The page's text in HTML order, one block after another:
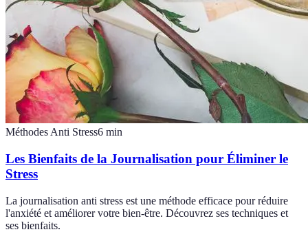
Méthodes Anti Stress6 min
Les Bienfaits de la Journalisation pour Éliminer le
Stress
La journalisation anti stress est une méthode efficace pour réduire
l'anxiété et améliorer votre bien-être. Découvrez ses techniques et
ses bienfaits.